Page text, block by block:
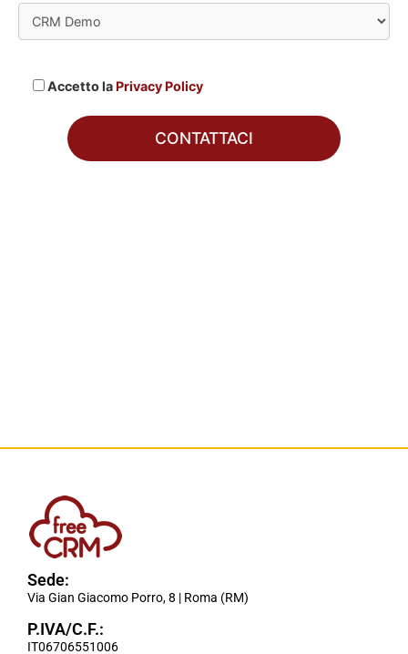
Accetto la Privacy Policy
Sede:
Via Gian Giacomo Porro, 8 | Roma (RM)
P.IVA/C.F.:
IT06706551006